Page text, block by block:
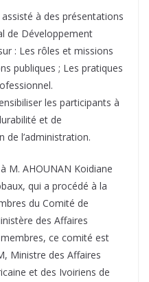
à des présentations
de Développement
: Les rôles et missions
publiques ; Les pratiques
les participants à
et de
de l’administration.
M. AHOUNAN Koidiane
qui a procédé à la
du Comité de
des Affaires
ce comité est
Ministre des Affaires
et des Ivoiriens de